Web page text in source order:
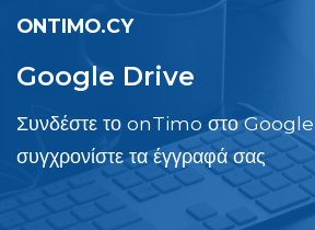
ONTIMO.CY
Google Drive
Συνδέστε το onTimo στο
συγχρονίστε τα έγγραφά σας